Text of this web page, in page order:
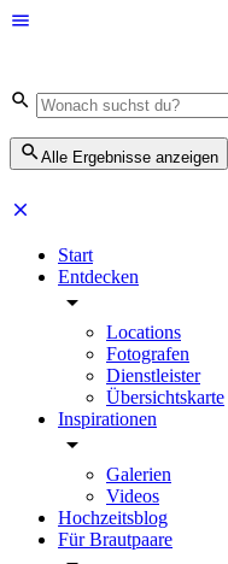
Alle Ergebnisse anzeigen
Start
Entdecken
Locations
Fotografen
Dienstleister
Übersichtskarte
Inspirationen
Galerien
Videos
Hochzeitsblog
Für Brautpaare